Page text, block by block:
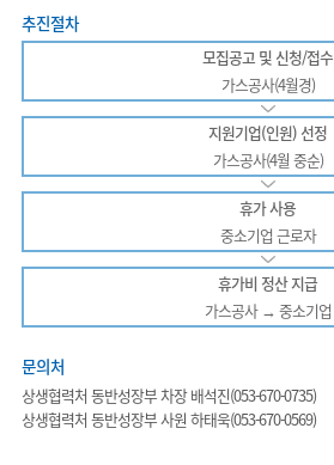
추진절차
모집공고 및 신청/접수
가스공사(4월경)
지원기업(인원) 선정
가스공사(4월 중순)
휴가 사용
중소기업 근로자
휴가비 정산 지급
가스공사 → 중소기업
문의처
상생협력처 동반성장부 차장 배석진(053-670-0735)
상생협력처 동반성장부 사원 하태욱(053-670-0569)